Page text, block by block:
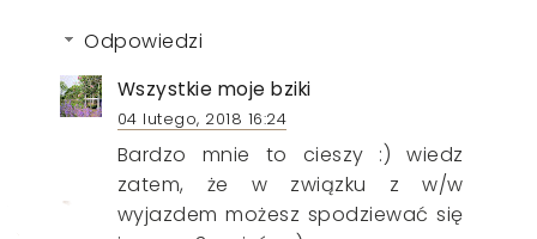
Odpowiedzi
Wszystkie moje bziki
04 lutego, 2018 16:24
Bardzo mnie to cieszy :) wiedz
zatem, że w związku z w/w
wyjazdem możesz spodziewać się